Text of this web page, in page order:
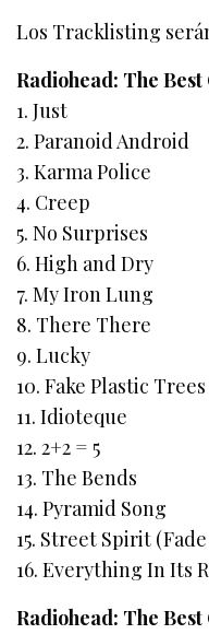
Los Tracklisting
Radiohead: The
1. Just
2. Paranoid Android
3. Karma Police
4. Creep
5. No Surprises
6. High and Dry
7. My Iron Lung
8. There There
9. Lucky
10. Fake Plastic Trees
11. Idioteque
12. 2+2 = 5
13. The Bends
14. Pyramid Song
15. Street Spirit
16. Everything In Its
Radiohead: The